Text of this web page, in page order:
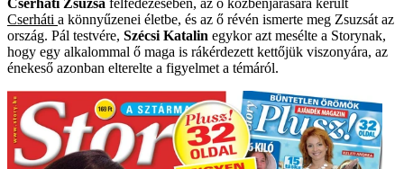
Cserháti Zsuzsa felfedezésében, az ő közbenjárására került
Cserháti a könnyűzenei életbe, és az ő révén ismerte meg Zsuzsát az
ország. Pál testvére, Szécsi Katalin egykor azt mesélte a Storynak,
hogy egy alkalommal ő maga is rákérdezett kettőjük viszonyára, az
énekeső azonban elterelte a figyelmet a témáról.